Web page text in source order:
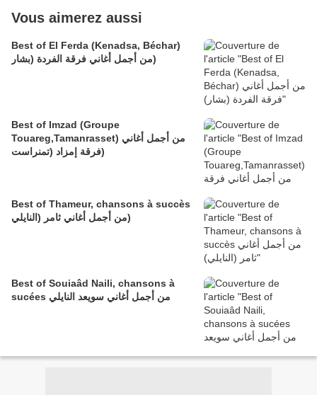
Vous aimerez aussi
Best of El Ferda (Kenadsa, Béchar)
من أجمل أغاني فرقة الفردة (بشار)
Best of Imzad (Groupe
Touareg,Tamanrasset) من أجمل أغاني
فرقة إمزاد (تمنراست)
Best of Thameur, chansons à succès
من أجمل أغاني ثامر (النايلي)
Best of Souiaâd Naili, chansons à
sucées من أجمل أغاني سويعد النايلي